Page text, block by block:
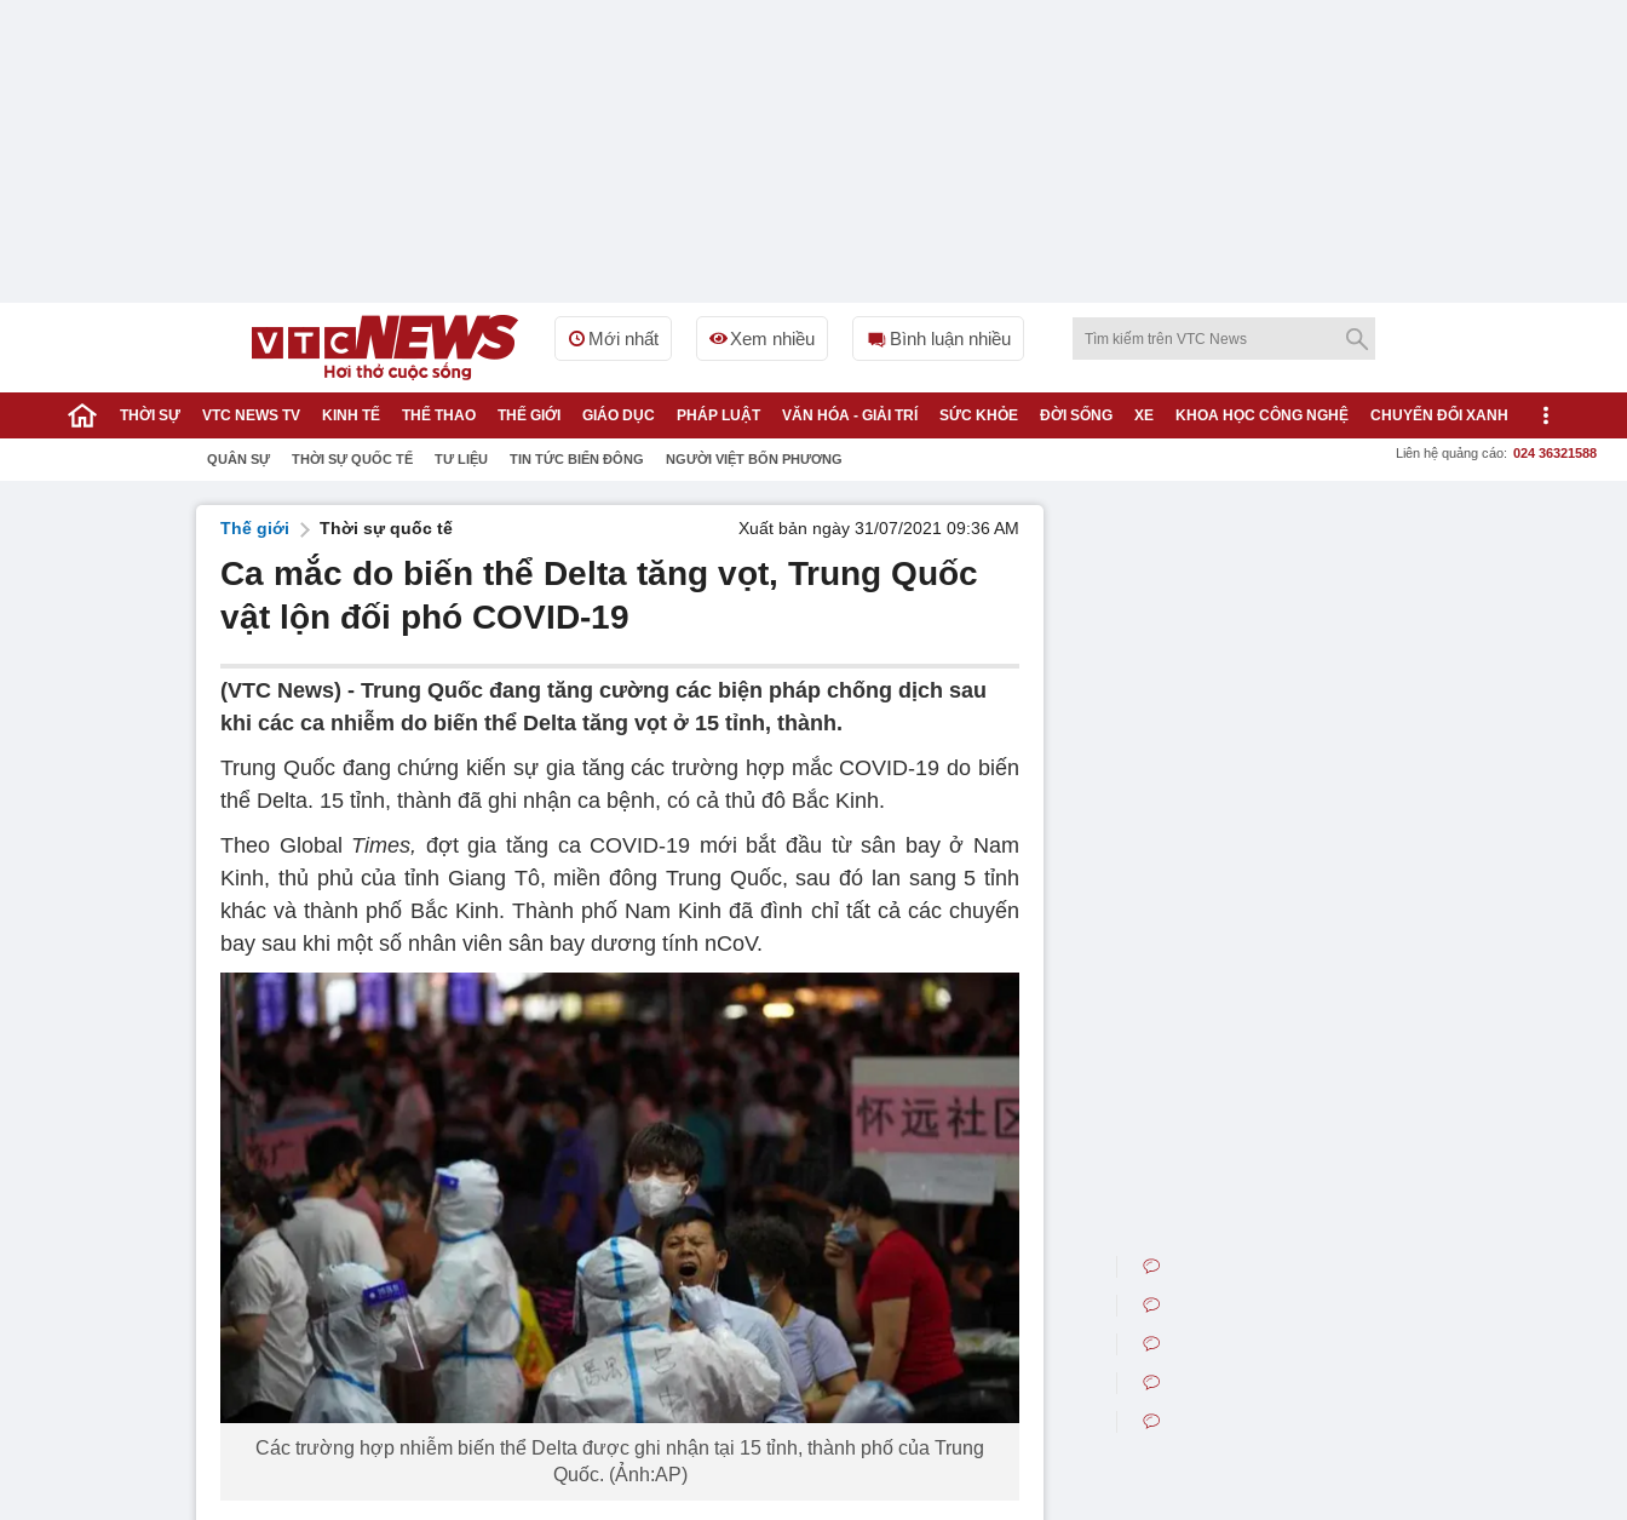
Mới nhất Xem nhiều Bình luận nhiều
THỜI SỰ VTC NEWS TV KINH TẾ THỂ THAO THẾ GIỚI GIÁO DỤC PHÁP LUẬT VĂN HÓA - GIẢI TRÍ SỨC KHỎE ĐỜI SỐNG XE KHOA HỌC CÔNG NGHỆ CHUYỂN ĐỔI XANH
QUÂN SỰ THỜI SỰ QUỐC TẾ TƯ LIỆU TIN TỨC BIỂN ĐÔNG NGƯỜI VIỆT BỐN PHƯƠNG Liên hệ quảng cáo: 024 36321588
Thế giới Thời sự quốc tế Xuất bản ngày 31/07/2021 09:36 AM
Ca mắc do biến thể Delta tăng vọt, Trung Quốc
vật lộn đối phó COVID-19
(VTC News) - Trung Quốc đang tăng cường các biện pháp chống dịch sau
khi các ca nhiễm do biến thể Delta tăng vọt ở 15 tỉnh, thành.
Trung Quốc đang chứng kiến ​​sự gia tăng các trường hợp mắc COVID-19 do biến
thể Delta. 15 tỉnh, thành đã ghi nhận ca bệnh, có cả thủ đô Bắc Kinh.
Theo Global Times, đợt gia tăng ca COVID-19 mới bắt đầu từ sân bay ở Nam
Kinh, thủ phủ của tỉnh Giang Tô, miền đông Trung Quốc, sau đó lan sang 5 tỉnh
khác và thành phố Bắc Kinh. Thành phố Nam Kinh đã đình chỉ tất cả các chuyến
bay sau khi một số nhân viên sân bay dương tính nCoV.
Các trường hợp nhiễm biến thể Delta được ghi nhận tại 15 tỉnh, thành phố của Trung
Quốc. (Ảnh:AP)